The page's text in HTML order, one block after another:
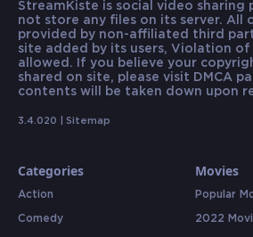
StreamKiste is social video
not store any files on its server. All
provided by non-affiliated third
site added by its users, Violation
allowed. If you believe your
shared on site, please visit DMCA
contents will be taken down upon
3.4.020 | Sitemap
Categories
Action
Comedy
Movies
Popular
2022